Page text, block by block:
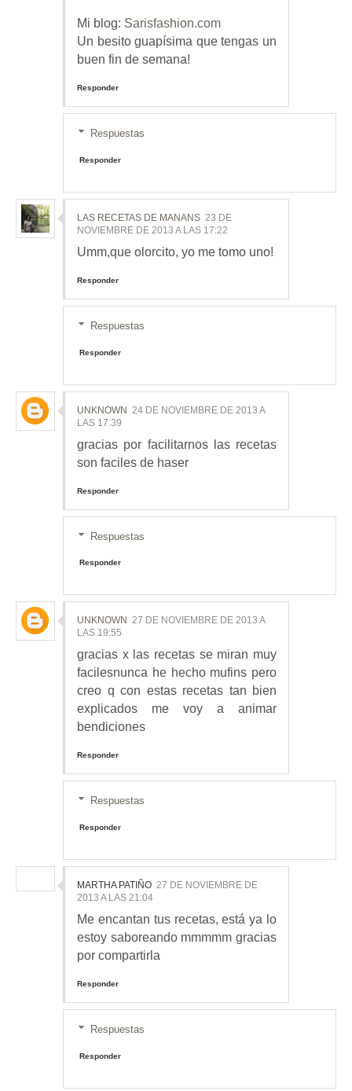
Mi blog: Sarisfashion.com
Un besito guapísima que tengas un
buen fin de semana!
Responder
Respuestas
Responder
LAS RECETAS DE MANANS 23 DE
NOVIEMBRE DE 2013 A LAS 17:22
Umm,que olorcito, yo me tomo uno!
Responder
Respuestas
Responder
UNKNOWN 24 DE NOVIEMBRE DE 2013 A
LAS 17:39
gracias por facilitarnos las recetas
son faciles de haser
Responder
Respuestas
Responder
UNKNOWN 27 DE NOVIEMBRE DE 2013 A
LAS 19:55
gracias x las recetas se miran muy
facilesnunca he hecho mufins pero
creo q con estas recetas tan bien
explicados me voy a animar
bendiciones
Responder
Respuestas
Responder
MARTHA PATIÑO 27 DE NOVIEMBRE DE
2013 A LAS 21:04
Me encantan tus recetas, está ya lo
estoy saboreando mmmmm gracias
por compartirla
Responder
Respuestas
Responder